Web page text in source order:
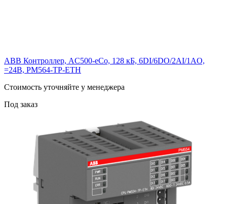
ABB Контроллер, AC500-eCo, 128 кБ, 6DI/6DO/2AI/1AO,
=24В, PM564-TP-ETH
Cтоимость уточняйте у менеджера
Под заказ